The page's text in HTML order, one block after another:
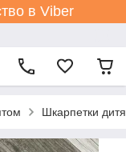
в Viber
Шкарпетки